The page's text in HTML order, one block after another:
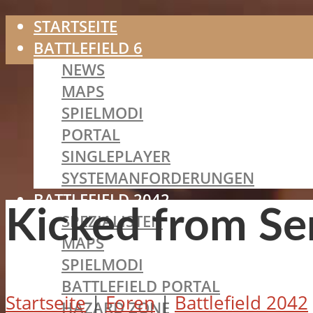
STARTSEITE
BATTLEFIELD 6
NEWS
MAPS
SPIELMODI
PORTAL
SINGLEPLAYER
SYSTEMANFORDERUNGEN
BATTLEFIELD 2042
SPEZIALISTEN
MAPS
SPIELMODI
BATTLEFIELD PORTAL
HAZARD ZONE
Kicked from
Startseite |Foren |Battlefield 2042